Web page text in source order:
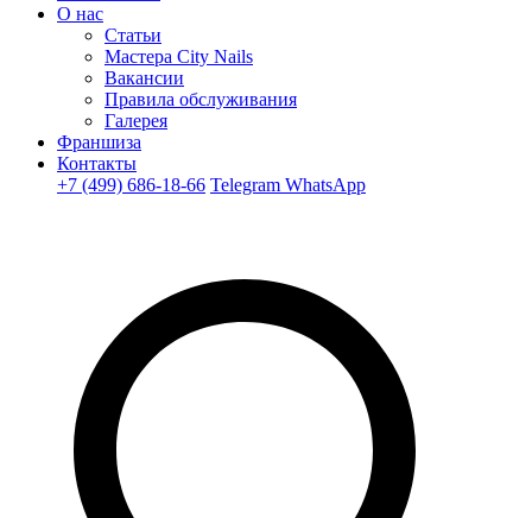
О нас
Статьи
Мастера City Nails
Вакансии
Правила обслуживания
Галерея
Франшиза
Контакты
+7 (499) 686-18-66 Telegram WhatsApp